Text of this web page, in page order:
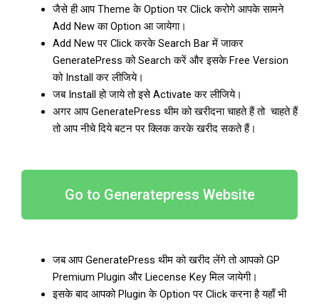
जैसे ही आप Theme के Option पर Click करोगे आपके सामने
Add New का Option आ जायेगा।
Add New पर Click करके Search Bar में जाकर
GeneratePress को Search करें और इसके Free Version
को Install कर लीजिये।
जब Install हो जाये तो इसे Activate कर लीजिये।
अगर आप GeneratePress थीम को खरीदना चाहते हैं तो चाहते हैं
तो आप नीचे दिये बटन पर क्लिक करके खरीद सकते हैं।
Go to Generatepress Website
जब आप GeneratePress थीम को खरीद लेंगे तो आपको GP
Premium Plugin और Liecense Key मिल जायेगी।
इसके बाद आपको Plugin के Option पर Click करना है यहाँ भी